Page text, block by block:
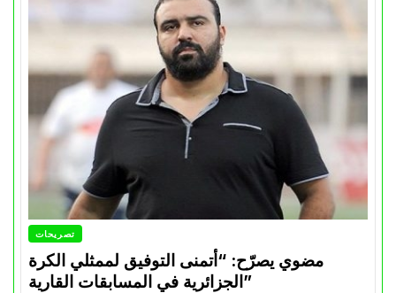
تصريحات
مضوي يصرّح: “أتمنى التوفيق لممثلي الكرة
الجزائرية في المسابقات القارية”